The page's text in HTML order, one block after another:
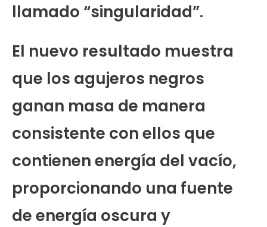
llamado “singularidad”.
El nuevo resultado muestra
que los agujeros negros
ganan masa de manera
consistente con ellos que
contienen energía del vacío,
proporcionando una fuente
de energía oscura y